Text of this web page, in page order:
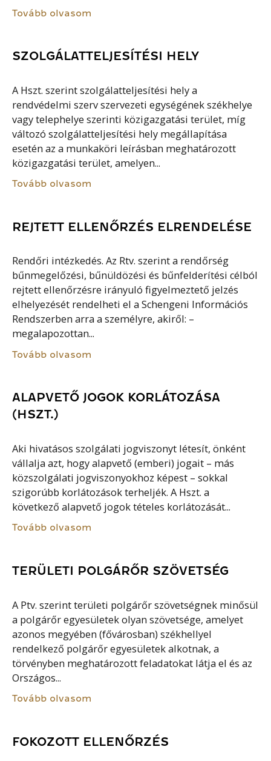
Tovább olvasom
SZOLGÁLATTELJESÍTÉSI HELY
A Hszt. szerint szolgálatteljesítési hely a
rendvédelmi szerv szervezeti egységének székhelye
vagy telephelye szerinti közigazgatási terület, míg
változó szolgálatteljesítési hely megállapítása
esetén az a munkaköri leírásban meghatározott
közigazgatási terület, amelyen...
Tovább olvasom
REJTETT ELLENŐRZÉS ELRENDELÉSE
Rendőri intézkedés. Az Rtv. szerint a rendőrség
bűnmegelőzési, bűnüldözési és bűnfelderítési célból
rejtett ellenőrzésre irányuló figyelmeztető jelzés
elhelyezését rendelheti el a Schengeni Információs
Rendszerben arra a személyre, akiről: –
megalapozottan...
Tovább olvasom
ALAPVETŐ JOGOK KORLÁTOZÁSA
(HSZT.)
Aki hivatásos szolgálati jogviszonyt létesít, önként
vállalja azt, hogy alapvető (emberi) jogait – más
közszolgálati jogviszonyokhoz képest – sokkal
szigorúbb korlátozások terheljék. A Hszt. a
következő alapvető jogok tételes korlátozását...
Tovább olvasom
TERÜLETI POLGÁRŐR SZÖVETSÉG
A Ptv. szerint területi polgárőr szövetségnek minősül
a polgárőr egyesületek olyan szövetsége, amelyet
azonos megyében (fővárosban) székhellyel
rendelkező polgárőr egyesületek alkotnak, a
törvényben meghatározott feladatokat látja el és az
Országos...
Tovább olvasom
FOKOZOTT ELLENŐRZÉS